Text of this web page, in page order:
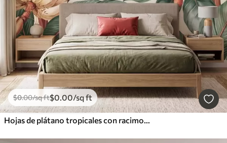
$0.00/sq ft$0 .00/sq ft